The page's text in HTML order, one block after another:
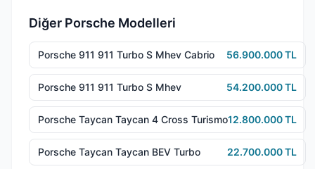
Diğer Porsche Modelleri
Porsche 911 911 Turbo S Mhev Cabrio 56.900.000 TL
Porsche 911 911 Turbo S Mhev 54.200.000 TL
Porsche Taycan Taycan 4 Cross Turismo12.800.000 TL
Porsche Taycan Taycan BEV Turbo 22.700.000 TL